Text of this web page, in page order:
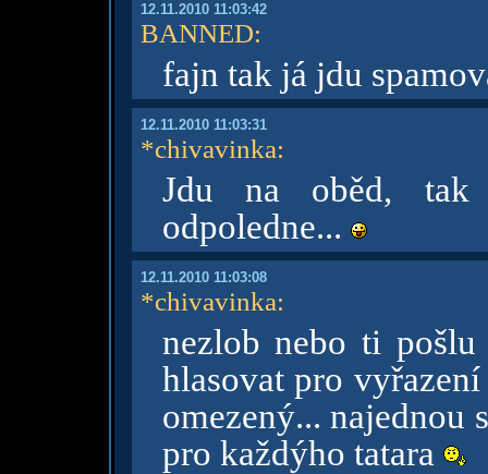
12.11.2010 11:03:42
BANNED:
fajn tak já jdu
12.11.2010 11:03:31
*chivavinka:
Jdu na oběd, tak
odpoledne...
12.11.2010 11:03:08
*chivavinka:
nezlob nebo ti
hlasovat pro
omezený... najednou
pro každýho tatara